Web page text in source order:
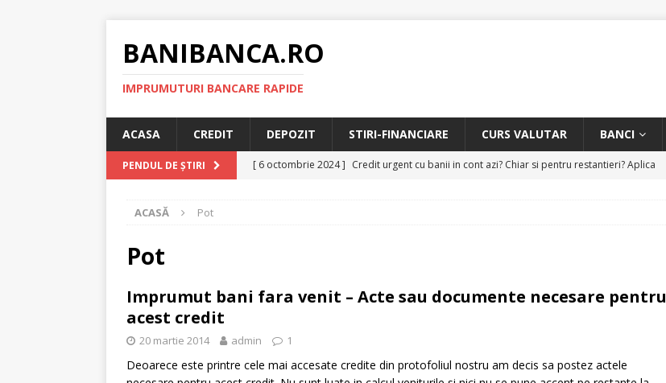
BANIBANCA.RO
IMPRUMUTURI BANCARE RAPIDE
ACASA CREDIT DEPOZIT STIRI-FINANCIARE CURS VALUTAR BANCI
PENDUL DE ȘTIRI [ 6 octombrie 2024 ] Credit urgent cu banii in cont azi? Chiar si pentru restantieri? Aplica
RAPID
ACASĂ Pot
Pot
Imprumut bani fara venit – Acte sau documente necesare pentru
acest credit
20 martie 2014 admin 1
Deoarece este printre cele mai accesate credite din protofoliul nostru am decis sa postez actele